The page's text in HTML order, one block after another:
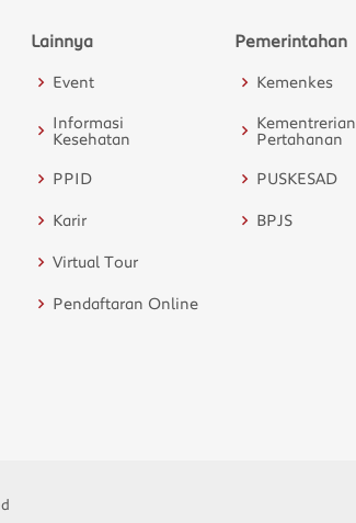
Lainnya
Event
Informasi
Kesehatan
PPID
Karir
Virtual Tour
Pendaftaran Online
Pemerintahan
Kemenkes
Kementrerian
Pertahanan
PUSKESAD
BPJS